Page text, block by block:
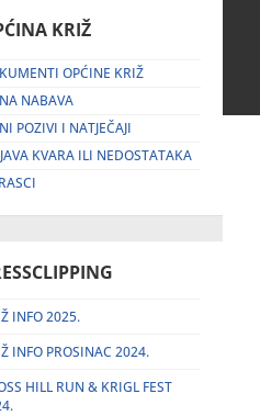
KRIŽ
OPĆINE KRIŽ
NABAVA
POZIVI I NATJEČAJI
KVARA ILI NEDOSTATAKA
INFO 2025.
INFO PROSINAC 2024.
HILL RUN & KRIGL FEST